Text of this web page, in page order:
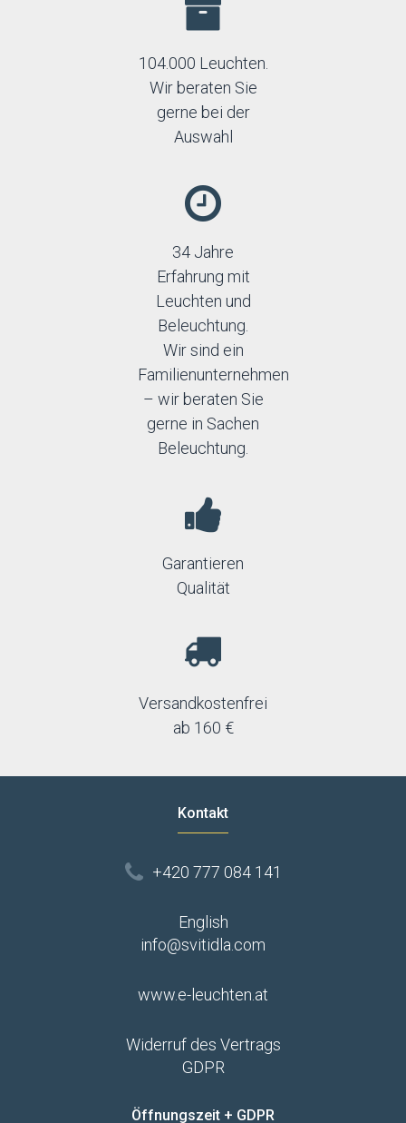
104.000 Leuchten.
Wir beraten Sie
gerne bei der
Auswahl
34 Jahre
Erfahrung mit
Leuchten und
Beleuchtung.
Wir sind ein
Familienunternehmen
– wir beraten Sie
gerne in Sachen
Beleuchtung.
Garantieren
Qualität
Versandkostenfrei
ab 160 €
Kontakt
+420 777 084 141
English
info@svitidla.com
www.e-leuchten.at
Widerruf des Vertrags
GDPR
Öffnungszeit + GDPR